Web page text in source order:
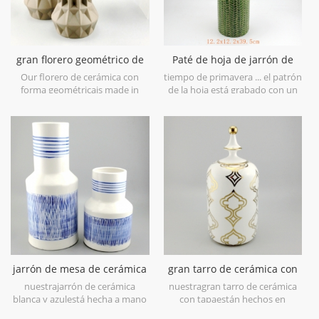
gran florero geométrico de
cerámica marrón conjunto
de 3
Our florero de cerámica con
forma geométricais made in
material in geometric shapes,it is
hand-crafted with three sizes
assorted,very nice fit with your
modern furniture.
Paté de hoja de jarrón de
cerámica verde lima
tiempo de primavera ... el patrón
de la hoja está grabado con un
llevará a la primavera a primera
vista. está hecho en gres en
china, obtén más ambiente
primaveral prueba estoflorero
de cerámica verde lima.
jarrón de mesa de cerámica
blanca y azul pintura a
mano
nuestrajarrón de cerámica
blanca y azulestá hecha a mano
gran tarro de cerámica con
tapa de oro y blanco deco de
casa
nuestragran tarro de cerámica
con tapaestán hechos en